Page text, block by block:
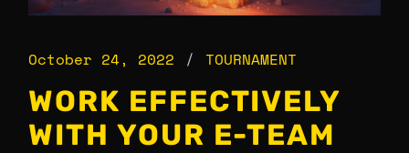
October 24, 2022 TOURNAMENT
WORK EFFECTIVELY
WITH YOUR E-TEAM